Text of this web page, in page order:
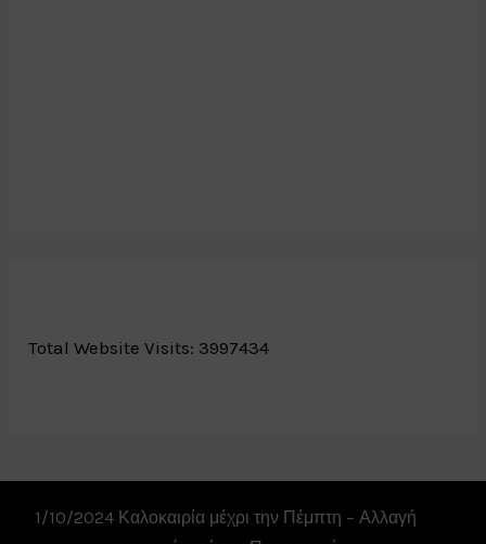
Total Website Visits: 3997434
1/10/2024 Καλοκαιρία μέχρι την Πέμπτη – Αλλαγή